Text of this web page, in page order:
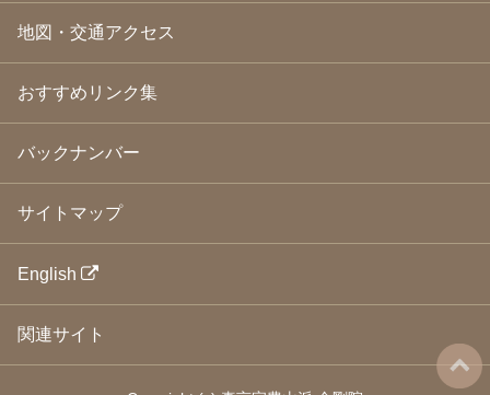
2008年10月
(31)
2008年9月(24)
2008年8月(24)
2008年5月(21)
(24)
2008年2月 (21)
2008年1月(23)
2007年12月
2007年9月
2007年8月(26)
地図・交通アクセス
おすすめリンク集
バックナンバー
サイトマップ
English
関連サイト